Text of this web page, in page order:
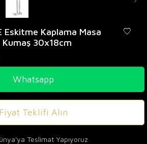
Eskitme Kaplama Masa
Kumaş 30x18cm
Whatsapp
Fiyat Teklifi Alın
Teslimat Yapıyoruz